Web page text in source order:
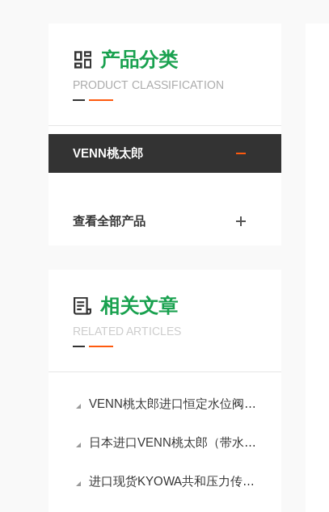
产品分类
PRODUCT CLASSIFICATION
VENN桃太郎
查看全部产品
相关文章
RELATED ARTICLES
VENN桃太郎进口恒定水位阀LP8AN-F32
日本进口VENN桃太郎（带水一般用途调节机构）LP9HN-F40恒水位阀
进口现货KYOWA共和压力传感器 PG-200KU